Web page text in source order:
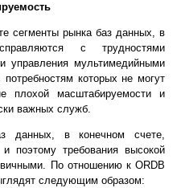
сегменты рынка баз данных, в
с трудностями
управления мультимедийными
которых не могут
плохой масштабируемости и
важных служб.
данных, в конечном счете,
поэтому требования высокой
По отношению к ORDB
следующим образом: